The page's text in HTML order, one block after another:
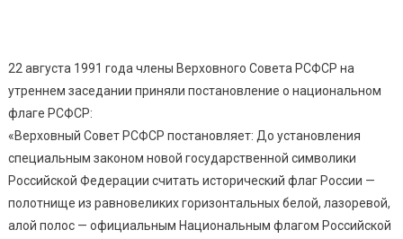
22 августа 1991 года члены Верховного Совета РСФСР на
утреннем заседании приняли постановление о национальном
флаге РСФСР:
«Верховный Совет РСФСР постановляет: До установления
специальным законом новой государственной символики
Российской Федерации считать исторический флаг России —
полотнище из равновеликих горизонтальных белой, лазоревой,
алой полос — официальным Национальным флагом Российской